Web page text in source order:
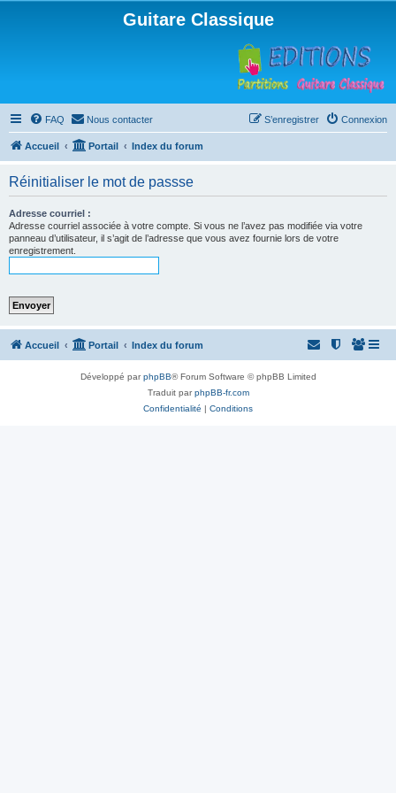
Guitare Classique
FAQ Nous contacter Connexion
S’enregistrer
Accueil Portail Index du forum
Réinitialiser le mot de passse
Adresse courriel :
Adresse courriel associée à votre compte. Si vous ne l’avez pas modifiée via votre
panneau d’utilisateur, il s’agit de l’adresse que vous avez fournie lors de votre
enregistrement.
Accueil Portail Index du forum
Développé parphpBB® Forum Software © phpBB Limited
Traduit parphpBB-fr.com
Confidentialité | Conditions